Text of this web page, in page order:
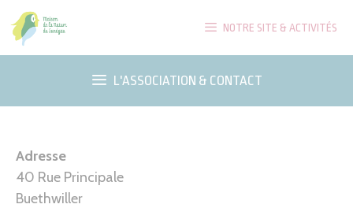
Aller
au
contenu
NOTRE SITE & ACTIVITÉS
L'ASSOCIATION & CONTACT
Adresse
40 Rue Principale
Buethwiller